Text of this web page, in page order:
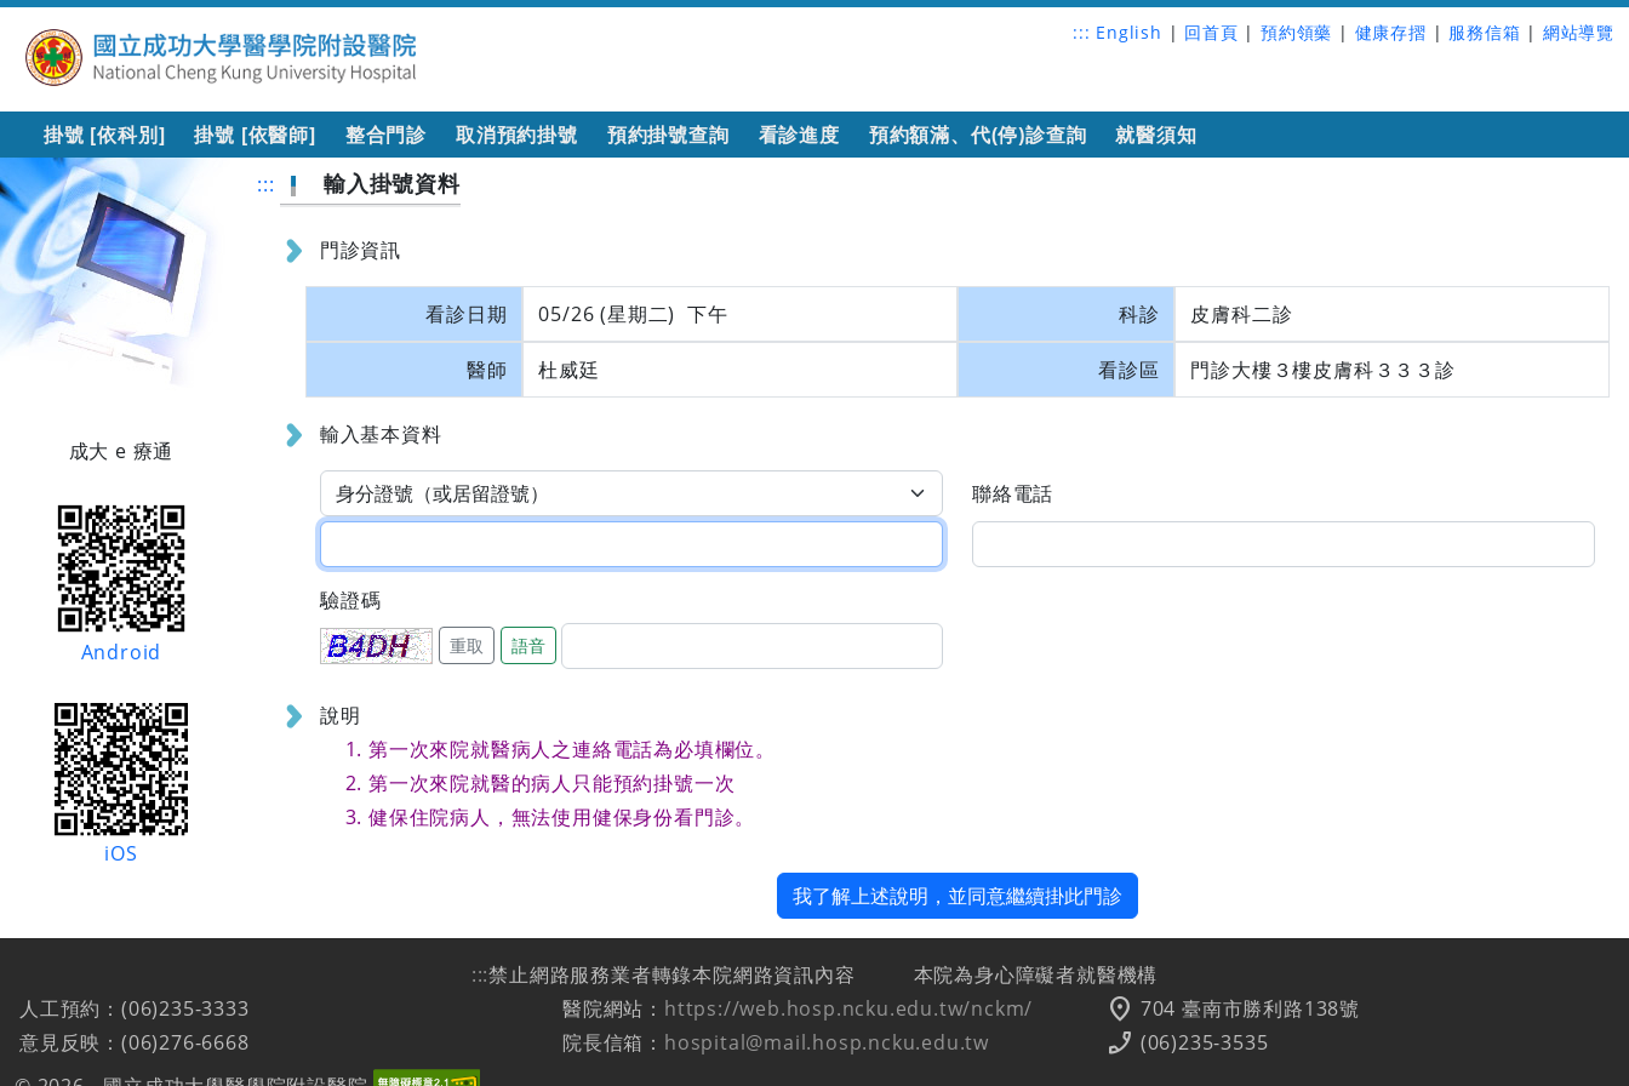
::: English | 回首頁 | 預約領藥 | 健康存摺 | 服務信箱 | 網站導覽
掛號 [依科別] 掛號 [依醫師] 整合門診 取消預約掛號 預約掛號查詢 看診進度 預約額滿、代(停)診查詢 就醫須知
成大 e 療通
Android
iOS
::: 輸入掛號資料
門診資訊
看診日期 05/26 (星期二) 下午 科診 皮膚科二診
醫師 杜威廷 看診區 門診大樓３樓皮膚科３３３診
輸入基本資料
聯絡電話
驗證碼
重取 語音
說明
第一次來院就醫病人之連絡電話為必填欄位。
第一次來院就醫的病人只能預約掛號一次
健保住院病人，無法使用健保身份看門診。
我了解上述說明，並同意繼續掛此門診
:::禁止網路服務業者轉錄本院網路資訊內容
本院為身心障礙者就醫機構
人工預約：(06)235-3333
意見反映：(06)276-6668
醫院網站： https://web.hosp.ncku.edu.tw/nckm/
院長信箱： hospital@mail.hosp.ncku.edu.tw
location_on 704 臺南市勝利路138號
phone_enabled (06)235-3535